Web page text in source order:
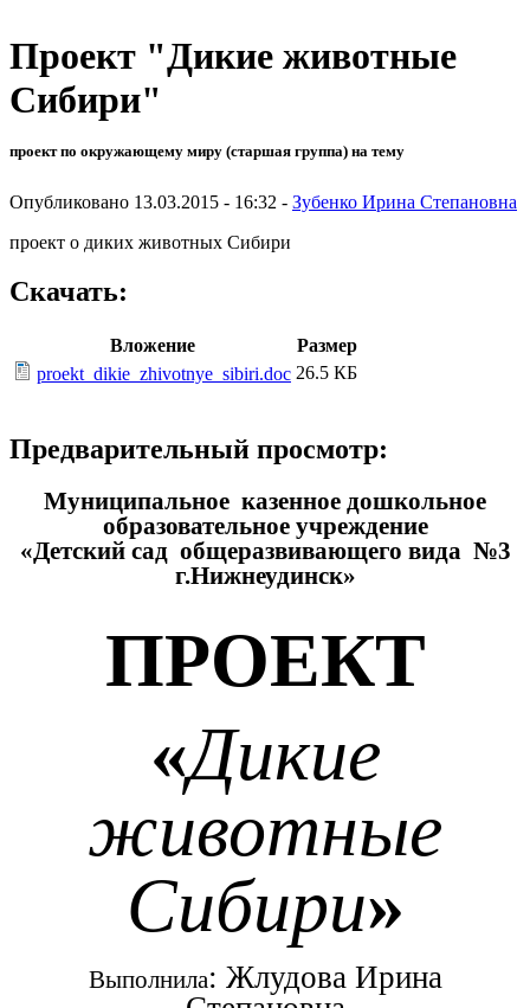
Проект "Дикие животные
Сибири"
проект по окружающему миру (старшая группа) на тему
Опубликовано 13.03.2015 - 16:32 - Зубенко Ирина Степановна
проект о диких животных Сибири
Скачать:
Вложение
Размер
proekt_dikie_zhivotnye_sibiri.doc 26.5 КБ
Предварительный просмотр:
Муниципальное казенное дошкольное
образовательное учреждение
«Детский сад общеразвивающего вида №3
г.Нижнеудинск»
ПРОЕКТ
«Дикие
животные
Сибири»
Выполнила: Жлудова Ирина